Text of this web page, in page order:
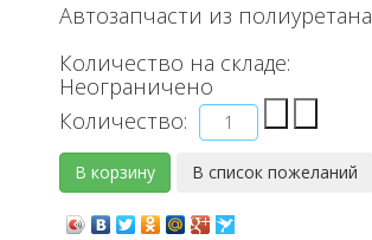
Автозапчасти из полиуретана
Количество на складе:
Неограничено
Количество: